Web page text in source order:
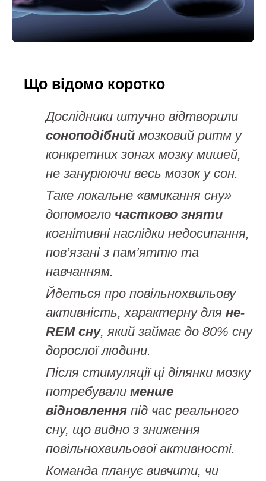
Що відомо коротко
Дослідники штучно відтворили
соноподібний мозковий ритм у
конкретних зонах мозку мишей,
не занурюючи весь мозок у сон.
Таке локальне «вмикання сну»
допомогло частково зняти
когнітивні наслідки недосипання,
пов’язані з пам’яттю та
навчанням.
Йдеться про повільнохвильову
активність, характерну дляне-
REM сну, який займає до 80% сну
дорослої людини.
Після стимуляції ці ділянки мозку
потребувалименше
відновлення під час реального
сну, що видно з зниження
повільнохвильової активності.
Команда планує вивчити, чи